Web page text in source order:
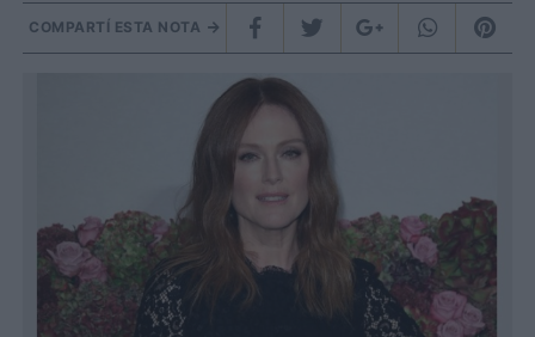
COMPARTÍ ESTA NOTA